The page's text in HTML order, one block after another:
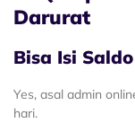
Darurat
Bisa Isi
Yes, asal admin
hari.